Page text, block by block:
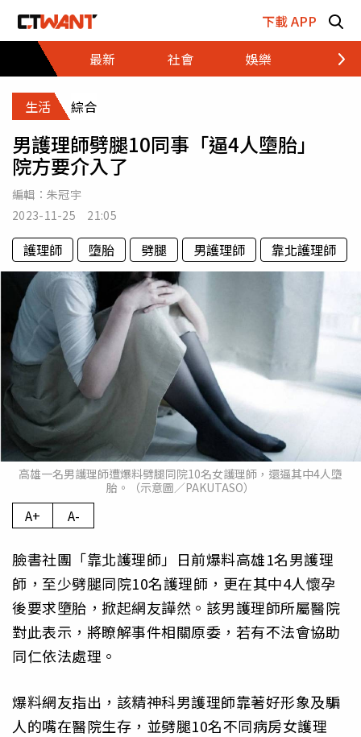
下載 APP
最新
社會 娛樂 財經
生活 綜合
男護理師劈腿10同事「逼4人墮胎」
院方要介入了
編輯： 朱冠宇
2023-11-25 21:05
護理師 墮胎 劈腿 男護理師 靠北護理師
高雄一名男護理師遭爆料劈腿同院10名女護理師，還逼其中4人墮
胎。（示意圖／PAKUTASO）
A+ A-
臉書社團「靠北護理師」日前爆料高雄1名男護理
師，至少劈腿同院10名護理師，更在其中4人懷孕
後要求墮胎，掀起網友譁然。該男護理師所屬醫院
對此表示，將瞭解事件相關原委，若有不法會協助
同仁依法處理。
爆料網友指出，該精神科男護理師靠著好形象及騙
人的嘴在醫院生存，並劈腿10名不同病房女護理